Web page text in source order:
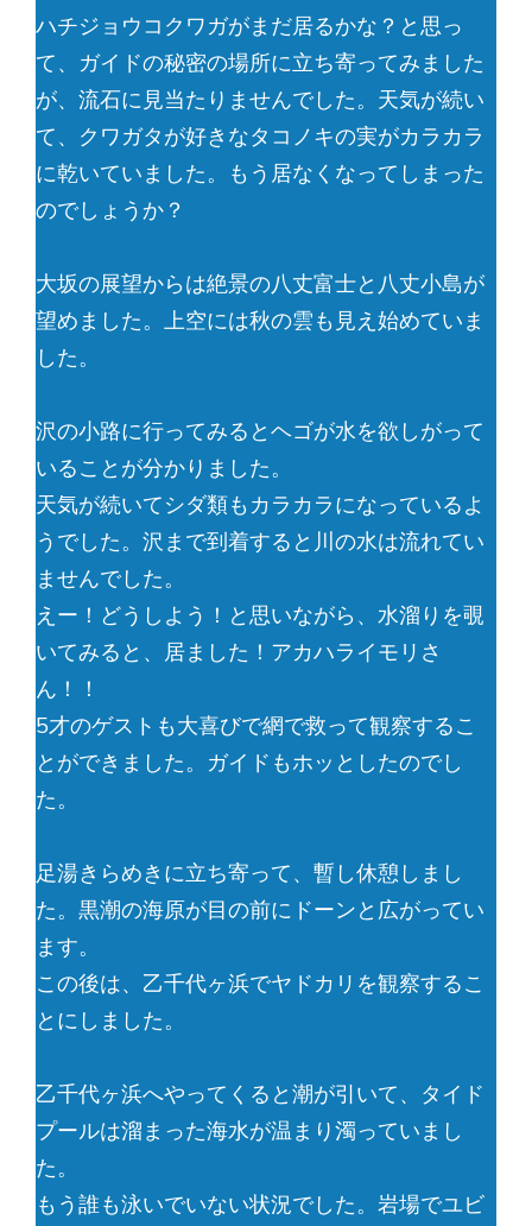
ハチジョウコクワガがまだ居るかな？と思っ
て、ガイドの秘密の場所に立ち寄ってみました
が、流石に見当たりませんでした。天気が続い
て、クワガタが好きなタコノキの実がカラカラ
に乾いていました。もう居なくなってしまった
のでしょうか？
大坂の展望からは絶景の八丈富士と八丈小島が
望めました。上空には秋の雲も見え始めていま
した。
沢の小路に行ってみるとヘゴが水を欲しがって
いることが分かりました。
天気が続いてシダ類もカラカラになっているよ
うでした。沢まで到着すると川の水は流れてい
ませんでした。
えー！どうしよう！と思いながら、水溜りを覗
いてみると、居ました！アカハライモリさ
ん！！
5才のゲストも大喜びで網で救って観察するこ
とができました。ガイドもホッとしたのでし
た。
足湯きらめきに立ち寄って、暫し休憩しまし
た。黒潮の海原が目の前にドーンと広がってい
ます。
この後は、乙千代ヶ浜でヤドカリを観察するこ
とにしました。
乙千代ヶ浜へやってくると潮が引いて、タイド
プールは溜まった海水が温まり濁っていまし
た。
もう誰も泳いでいない状況でした。岩場でユビ